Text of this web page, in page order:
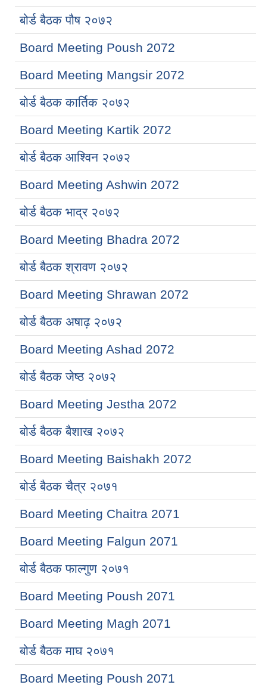
बोर्ड बैठक पौष २०७२
Board Meeting Poush 2072
Board Meeting Mangsir 2072
बोर्ड बैठक कार्तिक २०७२
Board Meeting Kartik 2072
बोर्ड बैठक आश्विन २०७२
Board Meeting Ashwin 2072
बोर्ड बैठक भाद्र २०७२
Board Meeting Bhadra 2072
बोर्ड बैठक श्रावण २०७२
Board Meeting Shrawan 2072
बोर्ड बैठक अषाढ़ २०७२
Board Meeting Ashad 2072
बोर्ड बैठक जेष्ठ २०७२
Board Meeting Jestha 2072
बोर्ड बैठक बैशाख २०७२
Board Meeting Baishakh 2072
बोर्ड बैठक चैत्र २०७१
Board Meeting Chaitra 2071
Board Meeting Falgun 2071
बोर्ड बैठक फाल्गुण २०७१
Board Meeting Poush 2071
Board Meeting Magh 2071
बोर्ड बैठक माघ २०७१
Board Meeting Poush 2071